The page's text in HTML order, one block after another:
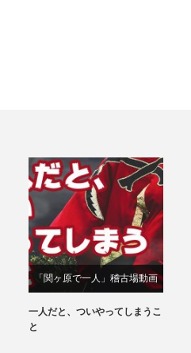
「関ヶ原で⼀⼈」稽古場動画
一人だと、ついやってしまうこ
と